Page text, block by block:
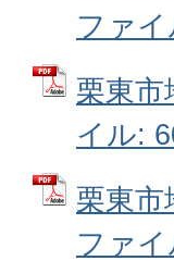
ファ
栗東市
イル:
栗東市
ファ